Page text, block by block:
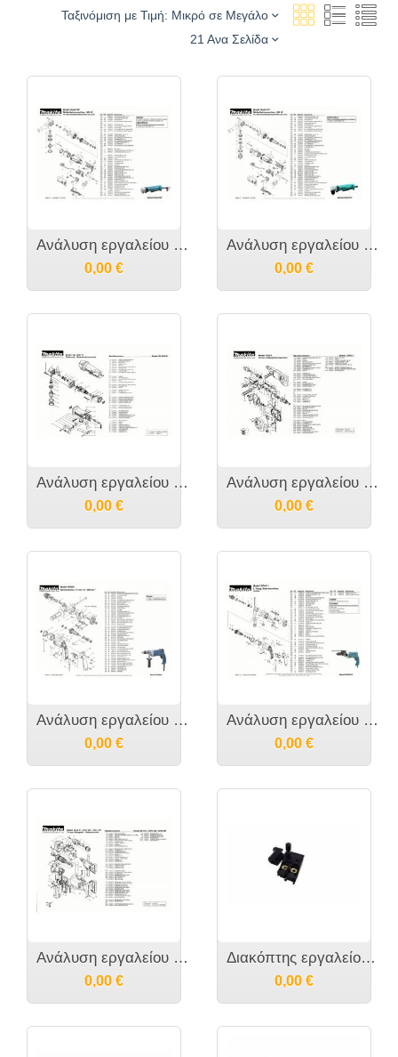
Ταξινόμιση με Τιμή: Μικρό σε Μεγάλο
21 Ανα Σελίδα
Ανάλυση εργαλείου MAKITA DA3010F
0,00 €
Ανάλυση εργαλείου MAKITA DA3011F
0,00 €
Ανάλυση εργαλείου MAKITA DA3000R
0,00 €
Ανάλυση εργαλείου MAKITA 6300-4
0,00 €
Ανάλυση εργαλείου MAKITA DP4001
0,00 €
Ανάλυση εργαλείου MAKITA DP4011
0,00 €
Ανάλυση εργαλείου MAKITA 6013BR
0,00 €
Διακόπτης εργαλείου MAKITA 6300-4 - 651235-2
0,00 €